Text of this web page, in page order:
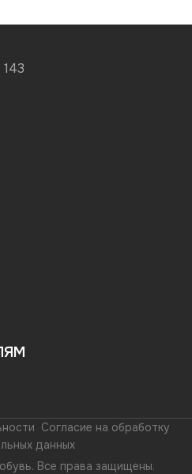
143
Согласие на обработку
данных
Все права защищены.